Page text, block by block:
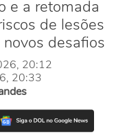
e a retomada
de lesões
desafios
20:12
20:33